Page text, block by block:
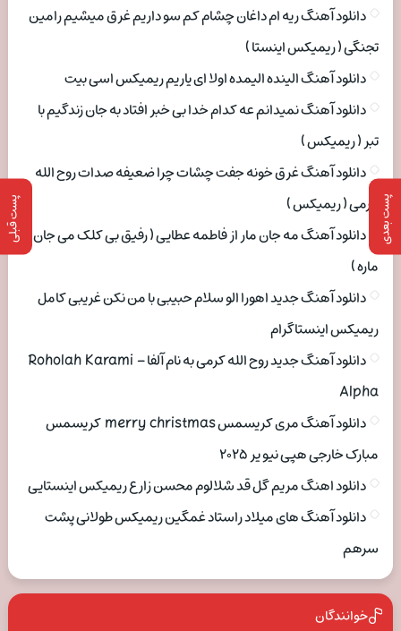
پست بعدی پست قبلی
دانلود آهنگ ریه ام داغان چشام کم سو داریم غرق میشیم رامین
تجنگی ( ریمیکس اینستا )
دانلود آهنگ الینده الیمده اولا ای یاریم ریمیکس اسی بیت
دانلود آهنگ نمیدانم عه کدام خدا بی خبر افتاد به جان زندگیم با
تبر ( ریمیکس )
دانلود آهنگ غرق خونه جفت چشات چرا ضعیفه صدات روح الله
کرمی ( ریمیکس )
دانلود آهنگ مه جان مار از فاطمه عطایی ( رفیق بی کلک می جان
ماره )
دانلود آهنگ جدید اهورا الو سلام حبیبی با من نکن غریبی کامل
ریمیکس اینستاگرام
دانلود آهنگ جدید روح الله کرمی به نام آلفا Roholah Karami –
Alpha
دانلود آهنگ مری کریسمس merry christmas کریسمس
مبارک خارجی هپی نیو یر ۲۰۲۵
دانلود اهنگ مریم گل قد شلالوم محسن زارع ریمیکس اینستایی
دانلود آهنگ های میلاد راستاد غمگین ریمیکس طولانی پشت
سرهم
خوانندگان